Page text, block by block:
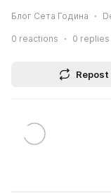
Блог Сета Година
0 reactions 0 replies
Repost